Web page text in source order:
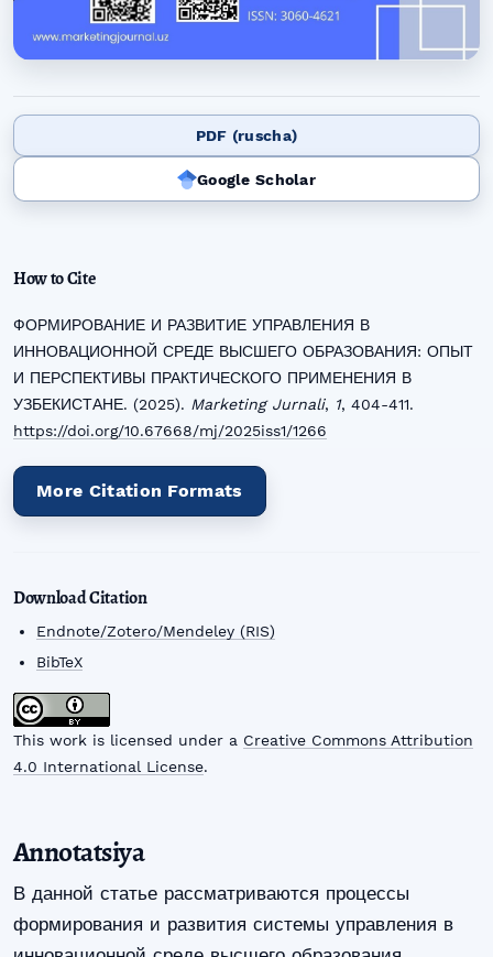
PDF (ruscha)
Google Scholar
How to Cite
ФОРМИРОВАНИЕ И РАЗВИТИЕ УПРАВЛЕНИЯ В
ИННОВАЦИОННОЙ СРЕДЕ ВЫСШЕГО ОБРАЗОВАНИЯ: ОПЫТ
И ПЕРСПЕКТИВЫ ПРАКТИЧЕСКОГО ПРИМЕНЕНИЯ В
УЗБЕКИСТАНЕ. (2025). Marketing Jurnali, 1, 404-411.
https://doi.org/10.67668/mj/2025iss1/1266
More Citation Formats
Download Citation
Endnote/Zotero/Mendeley (RIS)
BibTeX
This work is licensed under a Creative Commons Attribution
4.0 International License.
Annotatsiya
В данной статье рассматриваются процессы
формирования и развития системы управления в